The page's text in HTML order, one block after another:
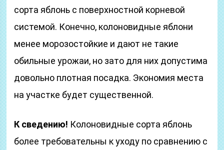
сорта яблонь с поверхностной корневой
системой. Конечно, колоновидные яблони
менее морозостойкие и дают не такие
обильные урожаи, но зато для них допустима
довольно плотная посадка. Экономия места
на участке будет существенной.
К сведению! Колоновидные сорта яблонь
более требовательны к уходу по сравнению с